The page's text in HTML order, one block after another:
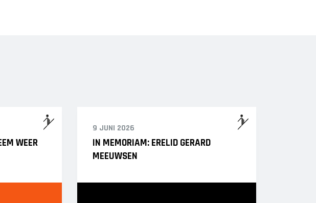
WEER
9 JUNI 2026
IN MEMORIAM: ERELID GERARD
MEEUWSEN